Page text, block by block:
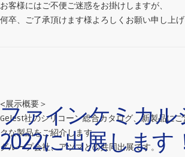
お客様にはご不便ご迷惑をお掛けしますが、
何卒、ご了承頂けます様よろしくお願い申し上げ
ファインケミカル
2022に出展します
<展示概要＞
Gelest社のシリコーン総合カタログ、新製品に
クな製品をご紹介します。
グループ会社、アヅマとの共同出展です。